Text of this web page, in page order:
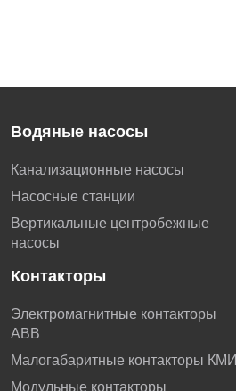
Водяные насосы
Канализационные насосы
Насосные станции
Вертикальные центробежные
насосы
Контакторы
Электромагнитные контакторы
АВВ
Малогабаритные контакторы КМИ
Модульные контакторы